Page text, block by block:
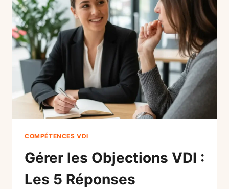
2026
:
LE
SEUL
OUTIL
QUE
99%
DES
VDI
IGNORENT
COMPÉTENCES VDI
Gérer les Objections VDI :
Les 5 Réponses